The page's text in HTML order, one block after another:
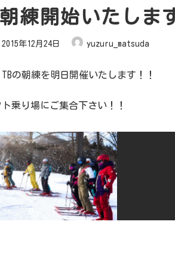
練開始いたしま
最
終
日
時
2015年12月24日 yuzuru_matsuda
の朝練を明日開催いたします！！
乗り場にご集合下さい！！